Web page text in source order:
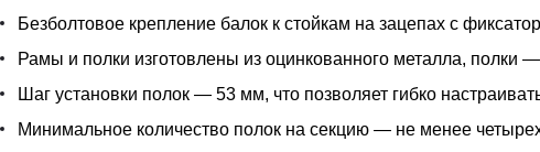
Безболтовое крепление балок к стойкам на зацепах с
Рамы и полки изготовлены из оцинкованного металла, полки
Шаг установки полок — 53 мм, что позволяет гибко
Минимальное количество полок на секцию — не менее